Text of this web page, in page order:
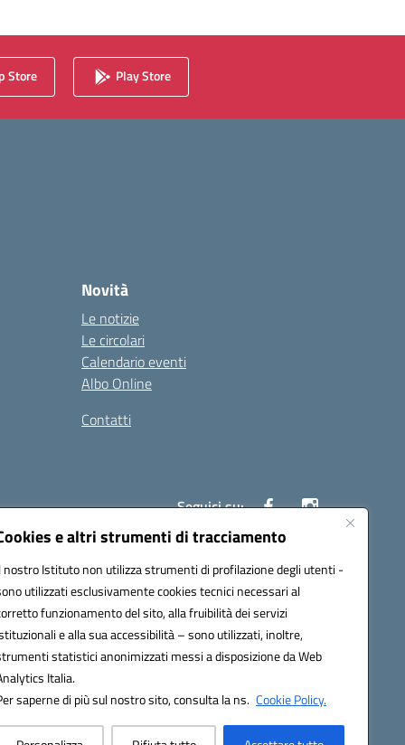
e altri strumenti di tracciamento
nostro Istituto non utilizza strumenti di profilazione degli utenti -
utilizzati esclusivamente cookies tecnici necessari al
funzionamento del sito, alla fruibilità dei servizi
e alla sua accessibilità – sono utilizzati, inoltre,
statistici anonimizzati messi a disposizione da Web
Italia.
saperne di più sul nostro sito, consulta la ns. Cookie Policy.
Store Play Store
Novità
Le notizie
Le circolari
Calendario eventi
Albo Online
Contatti
Seguici su: